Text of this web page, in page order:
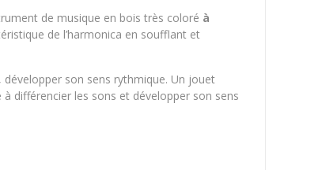
de musique en bois très coloré à
de l’harmonica en soufflant et
développer son sens rythmique. Un jouet
différencier les sons et développer son sens